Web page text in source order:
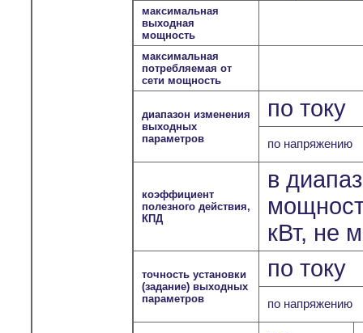
максимальная
выходная
мощность
максимальная
потребляемая от
сети мощность
диапазон изменения
выходных
параметров
по току
по напряжению
коэффициент
полезного действия,
КПД
в
кВт, не
точность установки
(задание) выходных
параметров
по току
по напряжению